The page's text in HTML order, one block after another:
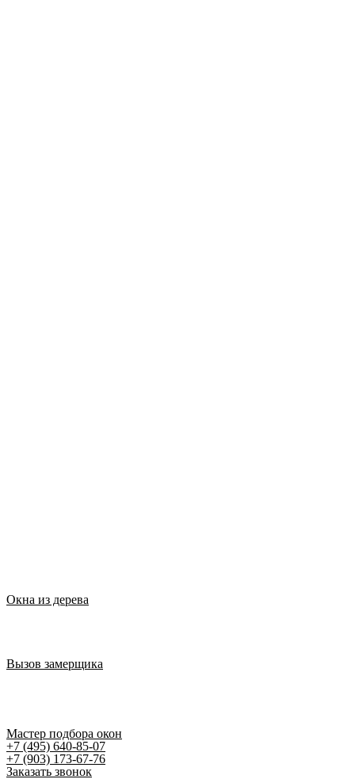
Окна из дерева
Вызов замерщика
Мастер подбора окон
+7 (495) 640-85-07
+7 (903) 173-67-76
Заказать звонок